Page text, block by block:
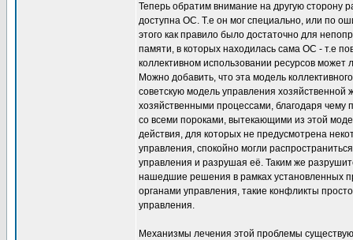
Теперь обратим внимание на другую сторону
доступна ОС. Т.е он мог специально, или по
этого как правило было достаточно для
памяти, в которых находилась сама ОС - т.е
коллективном использовании ресурсов может
Можно добавить, что эта модель
советскую модель управления
хозяйственными процессами, благодаря чему
со всеми пороками, вытекающими из этой
действия, для которых не предусмотрена
управления, спокойно могли
управления и разрушая её. Таким же
нашедшие решения в рамках установленных
органами управления, такие конфликты
управления.
Механизмы лечения этой проблемы